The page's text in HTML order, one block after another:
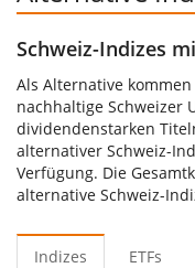
Schweiz-Indizes
Als Alternative
nachhaltige Schweizer
dividendenstarken
alternativer Schweiz-
Verfügung. Die
alternative Schweiz-
Indizes ETFs